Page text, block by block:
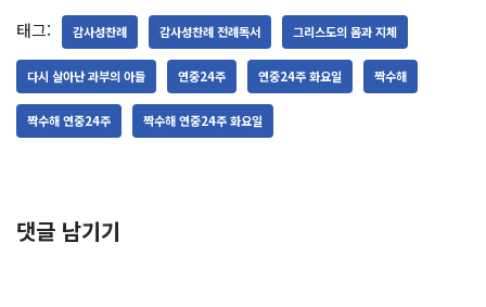
태그: 감사성찬례 감사성찬례 전례독서 그리스도의 몸과 지체
다시 살아난 과부의 아들 연중24주 연중24주 화요일 짝수해
짝수해 연중24주 짝수해 연중24주 화요일
댓글 남기기